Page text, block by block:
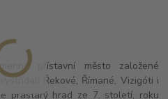
přístavní město založené
Řekové, Římané, Vizigóti i
prastarý hrad ze 7. století, roku